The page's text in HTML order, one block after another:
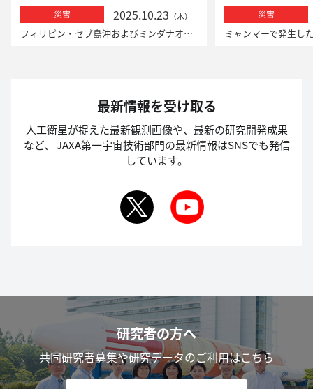
災害 2025.10.23 （木）
フィリピン・セブ島沖およびミンダナオ島沖での地震における「だいち2号」による観測
災害
最新情報を受け取る
人工衛星が捉えた最新観測画像や、最新の研究開発成果
など、
JAXA第一宇宙技術部門の最新情報はSNSでも発信
しています。
研究者の方へ
共同研究者募集や研究データのご利用はこちら